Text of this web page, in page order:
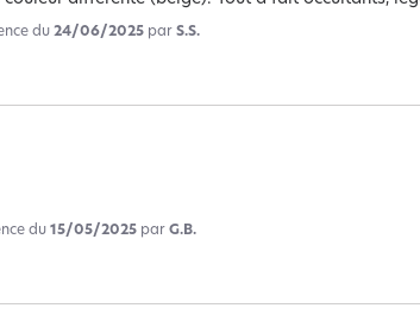
du24/06/2025 parS.S.
du15/05/2025 parG.B.